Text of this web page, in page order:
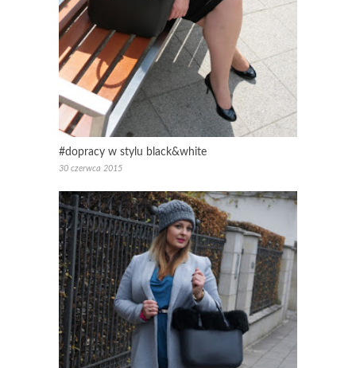
#dopracy w stylu black&white
30 czerwca 2015